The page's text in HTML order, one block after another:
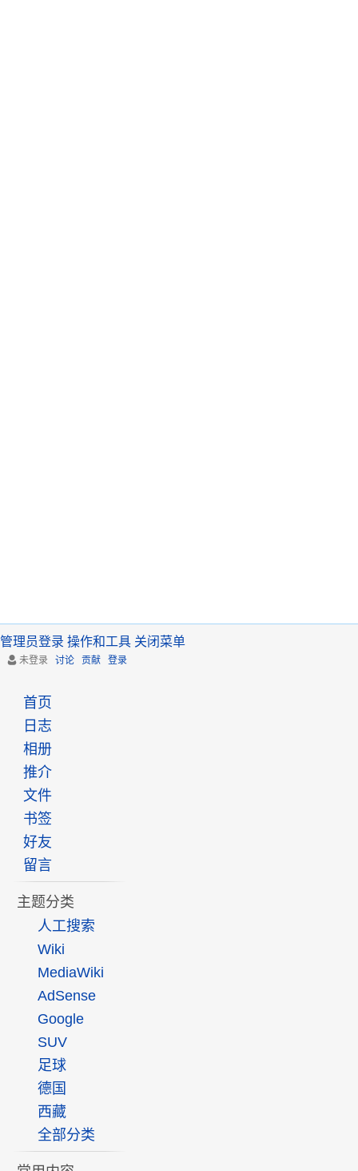
管理员登录 操作和工具 关闭菜单
未登录 讨论 贡献 登录
首页
日志
相册
推介
文件
书签
好友
留言
主题分类
人工搜索
Wiki
MediaWiki
AdSense
Google
SUV
足球
德国
西藏
全部分类